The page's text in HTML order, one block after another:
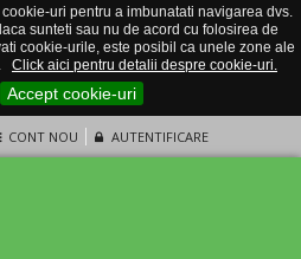
uri pentru a imbunatati navigarea dvs.
sunteti sau nu de acord cu folosirea de
cookie-urile, este posibil ca unele zone ale
Click aici pentru detalii despre cookie-uri.
Accept cookie-uri
CONT NOU AUTENTIFICARE